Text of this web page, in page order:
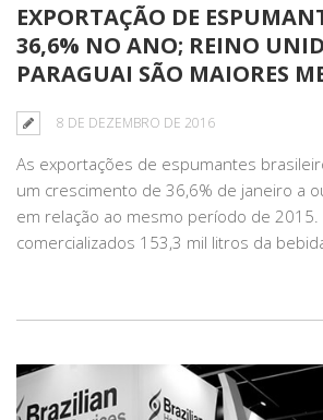
EXPORTAÇÃO DE
36,6% NO ANO; REINO
PARAGUAI SÃO MAIORES
8 DE DEZEMBRO DE 2016
As exportações de espumantes
um crescimento de 36,6% de janeiro a
em relação ao mesmo período de 2015.
comercializados 153,3 mil litros da